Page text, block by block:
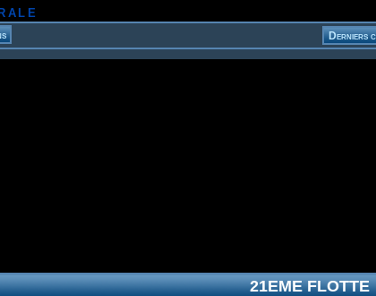
21EME FLOTTE